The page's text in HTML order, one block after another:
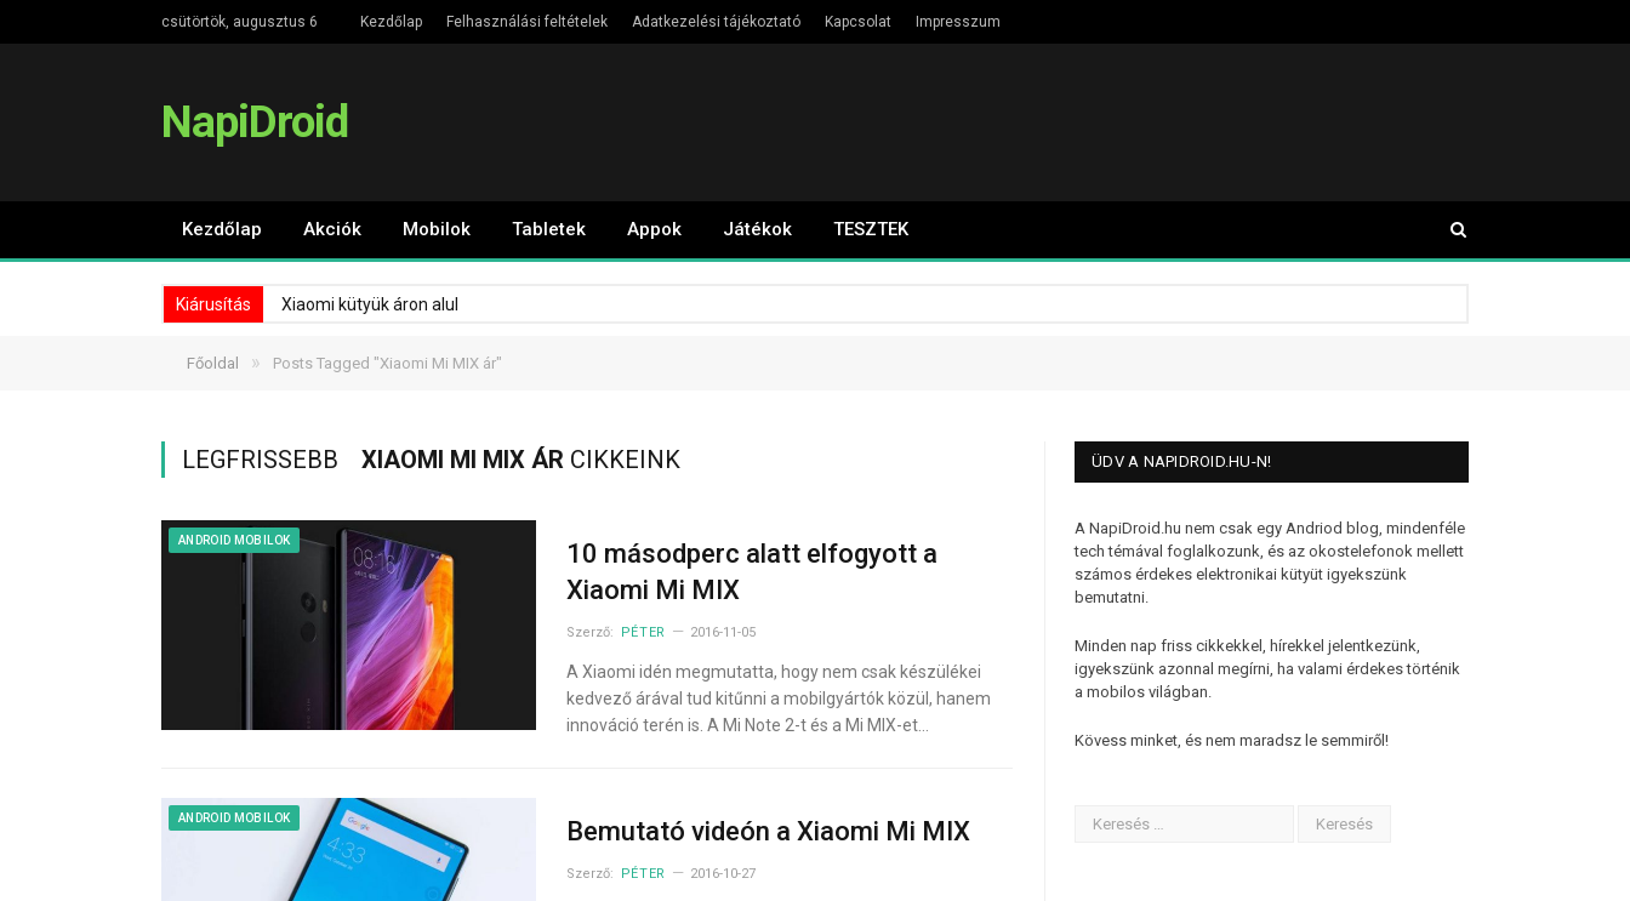
csütörtök, augusztus 6 Kezdőlap Felhasználási feltételek Adatkezelési tájékoztató Kapcsolat Impresszum
NapiDroid
Kezdőlap Akciók Mobilok Tabletek Appok Játékok TESZTEK
Kiárusítás Xiaomi kütyük áron alul
Főoldal » Posts Tagged "Xiaomi Mi MIX ár"
LEGFRISSEBB XIAOMI MI MIX ÁR CIKKEINK
ANDROID MOBILOK
10 másodperc alatt elfogyott a
Xiaomi Mi MIX
Szerző: PÉTER 2016-11-05
A Xiaomi idén megmutatta, hogy nem csak készülékei
kedvező árával tud kitűnni a mobilgyártók közül, hanem
innováció terén is. A Mi Note 2-t és a Mi MIX-et…
ANDROID MOBILOK Bemutató videón a Xiaomi Mi MIX
Szerző: PÉTER 2016-10-27
ÜDV A NAPIDROID.HU-N!
A NapiDroid.hu nem csak egy Andriod blog, mindenféle
tech témával foglalkozunk, és az okostelefonok mellett
számos érdekes elektronikai kütyüt igyekszünk
bemutatni.
Minden nap friss cikkekkel, hírekkel jelentkezünk,
igyekszünk azonnal megírni, ha valami érdekes történik
a mobilos világban.
Kövess minket, és nem maradsz le semmiről!